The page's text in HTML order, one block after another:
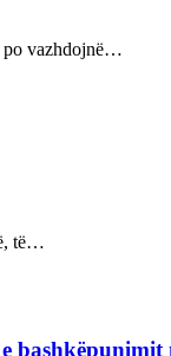
po vazhdojnë…
të…
bashkëpunimit